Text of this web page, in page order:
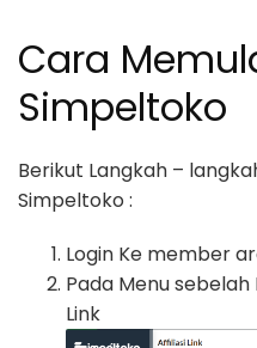
Cara
Simpeltoko
Berikut Langkah –
Simpeltoko :
Login Ke member
Pada Menu sebelah
Link